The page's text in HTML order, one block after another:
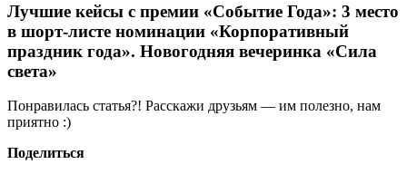
Лучшие кейсы с премии «Событие Года»: 3 место
в шорт-листе номинации «Корпоративный
праздник года». Новогодняя вечеринка «Сила
света»
Понравилась статья?! Расскажи друзьям — им полезно, нам
приятно :)
Поделиться